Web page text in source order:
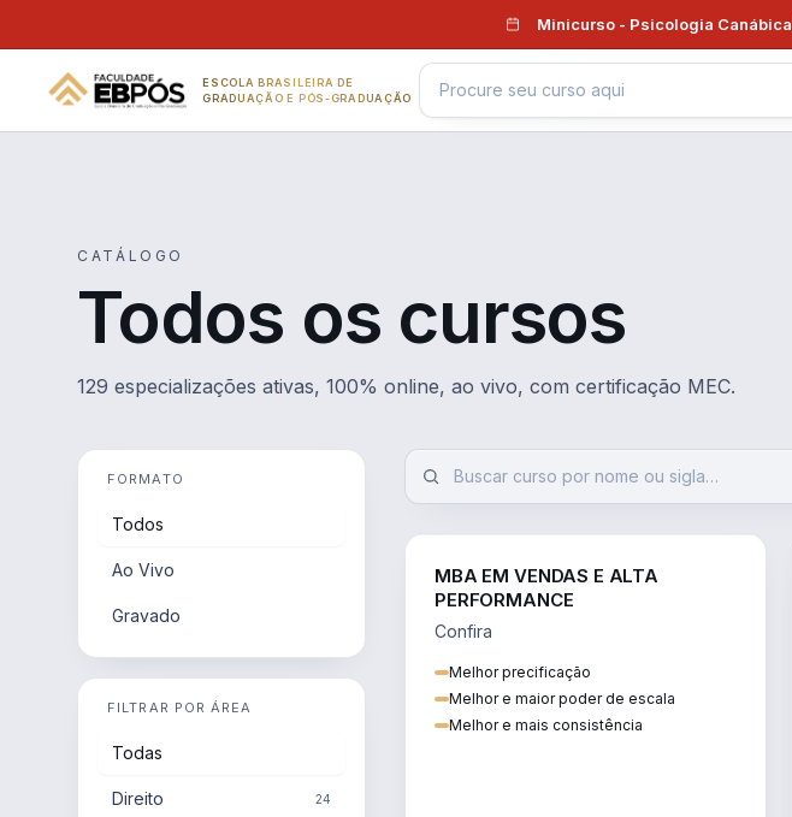
Minicurso - Psicologia Canábica
ESCOLA BRASILEIRA DE
GRADUAÇÃO E PÓS-GRADUAÇÃO
CATÁLOGO
Todos os cursos
129 especializações ativas, 100% online, ao vivo, com certificação MEC.
FORMATO
Todos
Ao Vivo
Gravado
FILTRAR POR ÁREA
Todas
Direito 24
MBA EM VENDAS E ALTA
PERFORMANCE
Confira
Melhor precificação
Melhor e maior poder de escala
Melhor e mais consistência